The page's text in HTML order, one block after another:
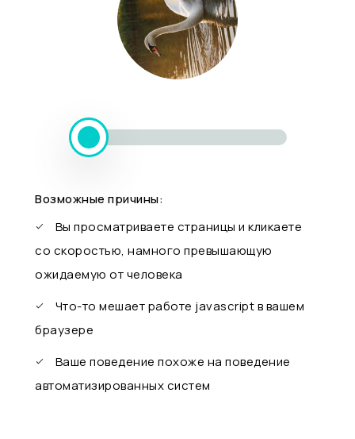
Возможные причины:
Вы просматриваете страницы и кликаете
со скоростью, намного превышающую
ожидаемую от человека
Что-то мешает работе javascript в вашем
браузере
Ваше поведение похоже на поведение
автоматизированных систем